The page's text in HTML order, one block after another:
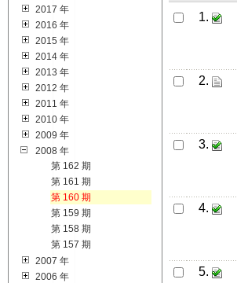
2017 年
2016 年
2015 年
2014 年
2013 年
2012 年
2011 年
2010 年
2009 年
2008 年
第 162 期
第 161 期
第 160 期
第 159 期
第 158 期
第 157 期
2007 年
2006 年
1.
2.
3.
4.
5.